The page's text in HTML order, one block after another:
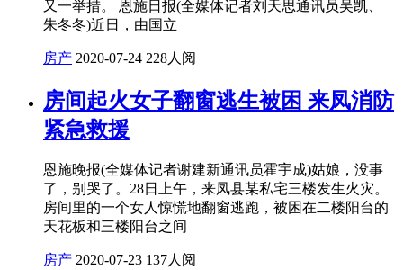
又一举措。 恩施日报(全媒体记者刘天思通讯员吴凯、
朱冬冬)近日，由国立
房产 2020-07-24 228人阅
房间起火女子翻窗逃生被困 来凤消防
紧急救援
恩施晚报(全媒体记者谢建新通讯员霍宇成)姑娘，没事
了，别哭了。28日上午，来凤县某私宅三楼发生火灾。
房间里的一个女人惊慌地翻窗逃跑，被困在二楼阳台的
天花板和三楼阳台之间
房产 2020-07-23 137人阅